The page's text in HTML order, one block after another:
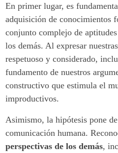
n
c
o
m
o
v
a
En primer lugar, es
adquisición de conocimientos
conjunto complejo de
los demás. Al expresar
respetuoso y considerado,
fundamento de nuestros
constructivo que estimula el
improductivos.
Asimismo, la hipótesis pone
comunicación humana.
perspectivas de los demás,